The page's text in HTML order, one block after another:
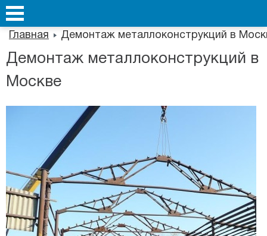
Главная Демонтаж металлоконструкций в
Демонтаж металлоконструкций в
Москве